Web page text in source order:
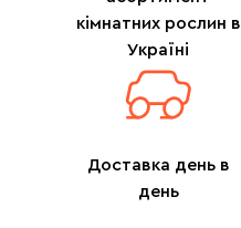
кімнатних рослин в
Україні
Доставка день в
день